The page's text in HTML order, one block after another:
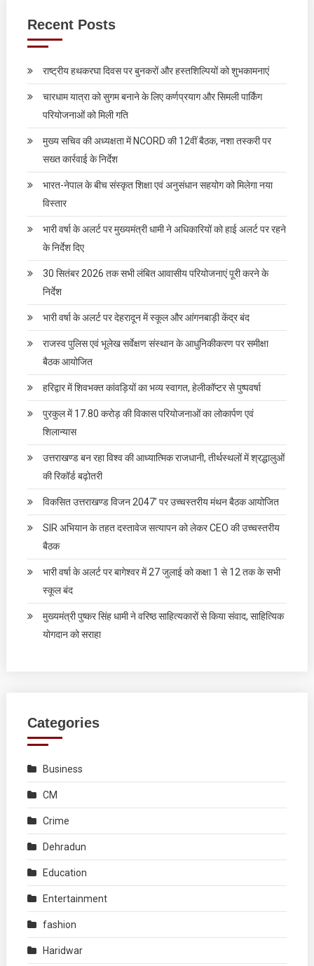
Recent Posts
राष्ट्रीय हथकरघा दिवस पर बुनकरों और हस्तशिल्पियों को शुभकामनाएं
चारधाम यात्रा को सुगम बनाने के लिए कर्णप्रयाग और सिमली पार्किंग
परियोजनाओं को मिली गति
मुख्य सचिव की अध्यक्षता में NCORD की 12वीं बैठक, नशा तस्करी पर
सख्त कार्रवाई के निर्देश
भारत-नेपाल के बीच संस्कृत शिक्षा एवं अनुसंधान सहयोग को मिलेगा नया
विस्तार
भारी वर्षा के अलर्ट पर मुख्यमंत्री धामी ने अधिकारियों को हाई अलर्ट पर रहने
के निर्देश दिए
30 सितंबर 2026 तक सभी लंबित आवासीय परियोजनाएं पूरी करने के
निर्देश
भारी वर्षा के अलर्ट पर देहरादून में स्कूल और आंगनबाड़ी केंद्र बंद
राजस्व पुलिस एवं भूलेख सर्वेक्षण संस्थान के आधुनिकीकरण पर समीक्षा
बैठक आयोजित
हरिद्वार में शिवभक्त कांवड़ियों का भव्य स्वागत, हेलीकॉप्टर से पुष्पवर्षा
पुरकुल में 17.80 करोड़ की विकास परियोजनाओं का लोकार्पण एवं
शिलान्यास
उत्तराखण्ड बन रहा विश्व की आध्यात्मिक राजधानी, तीर्थस्थलों में श्रद्धालुओं
की रिकॉर्ड बढ़ोतरी
विकसित उत्तराखण्ड विजन 2047’ पर उच्चस्तरीय मंथन बैठक आयोजित
SIR अभियान के तहत दस्तावेज सत्यापन को लेकर CEO की उच्चस्तरीय
बैठक
भारी वर्षा के अलर्ट पर बागेश्वर में 27 जुलाई को कक्षा 1 से 12 तक के सभी
स्कूल बंद
मुख्यमंत्री पुष्कर सिंह धामी ने वरिष्ठ साहित्यकारों से किया संवाद, साहित्यिक
योगदान को सराहा
Categories
Business
CM
Crime
Dehradun
Education
Entertainment
fashion
Haridwar